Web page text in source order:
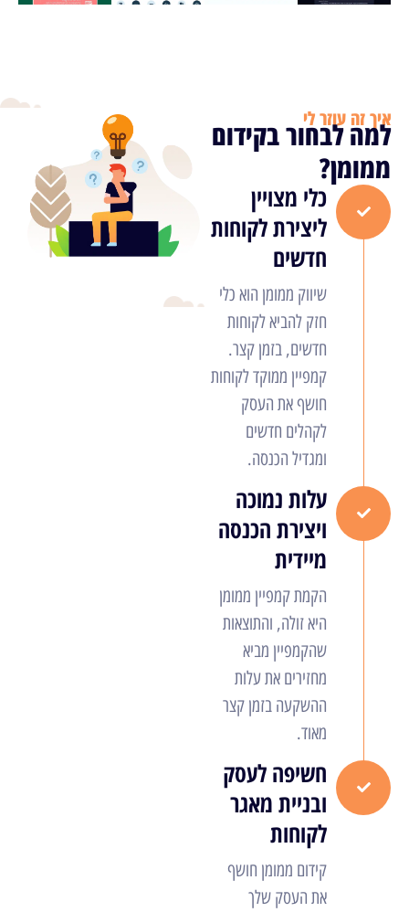
איך זה עוזר לי
למה לבחור בקידום
ממומן?
כלי מצויין
ליצירת לקוחות
חדשים
שיווק ממומן הוא כלי
חזק להביא לקוחות
חדשים, בזמן קצר.
קמפיין ממוקד לקוחות
חושף את העסק
לקהלים חדשים
ומגדיל הכנסה.
עלות נמוכה
ויצירת הכנסה
מיידית
הקמת קמפיין ממומן
היא זולה, והתוצאות
שהקמפיין מביא
מחזירים את עלות
ההשקעה בזמן קצר
מאוד.
חשיפה לעסק
ובניית מאגר
לקוחות
קידום ממומן חושף
את העסק שלך